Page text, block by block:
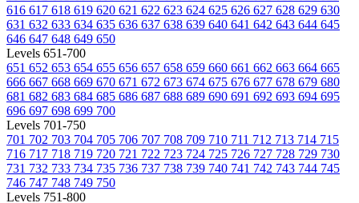
616 617 618 619 620 621 622 623 624 625 626 627 628 629 630
631 632 633 634 635 636 637 638 639 640 641 642 643 644 645
646 647 648 649 650
Levels 651-700
651 652 653 654 655 656 657 658 659 660 661 662 663 664 665
666 667 668 669 670 671 672 673 674 675 676 677 678 679 680
681 682 683 684 685 686 687 688 689 690 691 692 693 694 695
696 697 698 699 700
Levels 701-750
701 702 703 704 705 706 707 708 709 710 711 712 713 714 715
716 717 718 719 720 721 722 723 724 725 726 727 728 729 730
731 732 733 734 735 736 737 738 739 740 741 742 743 744 745
746 747 748 749 750
Levels 751-800